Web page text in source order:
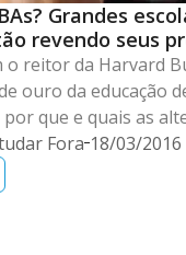
Grandes
revendo seus
o reitor da Harvard
ouro da educação
por que e quais as
Fora 18/03/2016